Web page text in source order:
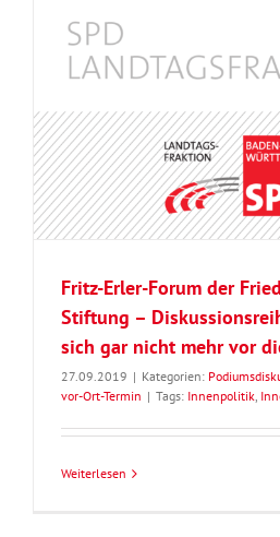
Fritz-Erler-Forum der
Stiftung –
sich gar nicht mehr vor
27.09.2019 | Kategorien:
vor-Ort-Termin | Tags: Innenpolitik,
Weiterlesen